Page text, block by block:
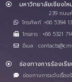
มหาวิทยาลัยเชียงให
239 ถนน
โทรศัพท์ :+66 5394
โทรสาร : +66 5321
อีเมล :
ช่องทางการร้องเรี
ช่องทางการแจ้งเรื่อ